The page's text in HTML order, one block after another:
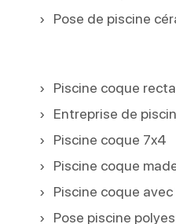
Pose de piscine
Piscine coque
Entreprise de
Piscine coque 7x4
Piscine coque
Piscine coque
Pose piscine